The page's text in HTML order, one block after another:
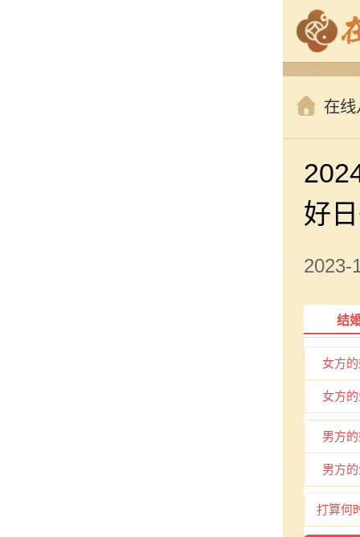
在
好
2023-
结
女方
女方
男方
男方
打算何